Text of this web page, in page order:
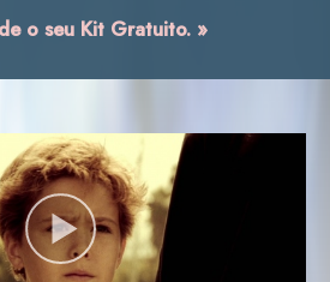
o seu Kit Gratuito. »